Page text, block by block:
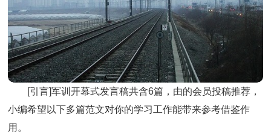
[引言]军训开幕式发言稿共含6篇，由的会员投稿推荐，
小编希望以下多篇范文对你的学习工作能带来参考借鉴作
用。